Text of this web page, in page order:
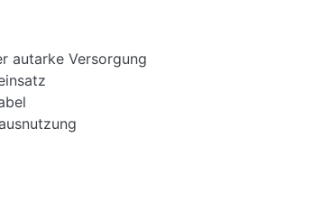
autarke Versorgung